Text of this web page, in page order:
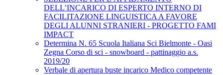
DELL’INCARICO DI ESPERTO INTERNO DI
FACILITAZIONE LINGUISTICA A FAVORE
DEGLI ALUNNI STRANIERI - PROGETTO FAMI
IMPACT
Determina N. 65 Scuola Italiana Sci Bielmonte - Oasi
Zegna Corso di sci - snowboard - pattinaggio a.s.
2019/20
Verbale di apertura buste incarico Medico competente